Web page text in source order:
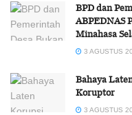
BPD dan
ABPEDNAS
Minahasa
3 AGUSTUS
Bahaya
Koruptor
3 AGUSTUS